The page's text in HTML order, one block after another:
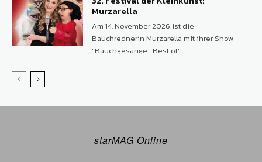
Murzarella
Am 14. November 2026 ist die
Bauchrednerin Murzarella mit ihrer Show
"Bauchgesänge... Best of"...
starMAG Online